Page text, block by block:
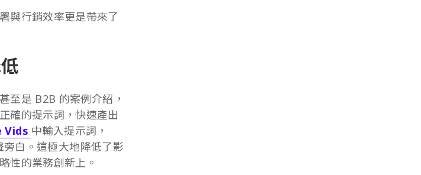
與行銷效率更是帶來了
至是 B2B 的案例介紹，
確的提示詞，快速產出
Vids 中輸入提示詞，
白。這極大地降低了影
性的業務創新上。